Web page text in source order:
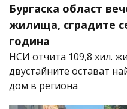
Бургаска област
жилища, сградите
година
НСИ отчита 109,8 хил.
двустайните остават
дом в региона